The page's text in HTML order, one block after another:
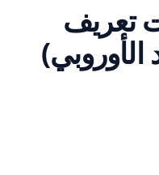
تعريف
الأوروبي)